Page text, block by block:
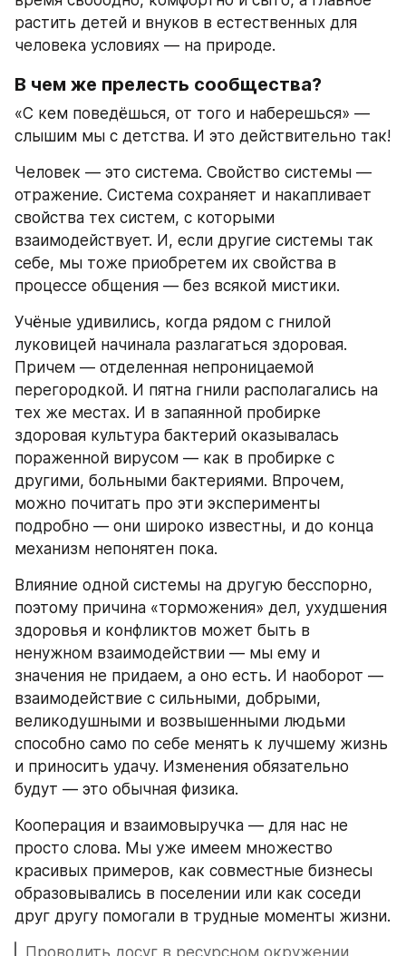
растить детей и внуков в естественных для
человека условиях — на природе.
В чем же прелесть сообщества?
«С кем поведёшься, от того и наберешься» —
слышим мы с детства. И это действительно так!
Человек — это система. Свойство системы —
отражение. Система сохраняет и накапливает
свойства тех систем, с которыми
взаимодействует. И, если другие системы так
себе, мы тоже приобретем их свойства в
процессе общения — без всякой мистики.
Учёные удивились, когда рядом с гнилой
луковицей начинала разлагаться здоровая.
Причем — отделенная непроницаемой
перегородкой. И пятна гнили располагались на
тех же местах. И в запаянной пробирке
здоровая культура бактерий оказывалась
пораженной вирусом — как в пробирке с
другими, больными бактериями. Впрочем,
можно почитать про эти эксперименты
подробно — они широко известны, и до конца
механизм непонятен пока.
Влияние одной системы на другую бесспорно,
поэтому причина «торможения» дел, ухудшения
здоровья и конфликтов может быть в
ненужном взаимодействии — мы ему и
значения не придаем, а оно есть. И наоборот —
взаимодействие с сильными, добрыми,
великодушными и возвышенными людьми
способно само по себе менять к лучшему жизнь
и приносить удачу. Изменения обязательно
будут — это обычная физика.
Кооперация и взаимовыручка — для нас не
просто слова. Мы уже имеем множество
красивых примеров, как совместные бизнесы
образовывались в поселении или как соседи
друг другу помогали в трудные моменты жизни.